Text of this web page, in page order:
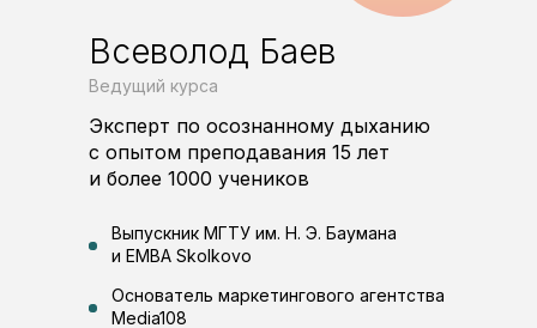
Выпускник МГТУ им. Н. Э. Баумана
и EMBA Skolkovo
Основатель маркетингового агентства
Media108
Эксперт по осознанному дыханию
с опытом преподавания 15 лет
и более 1000 учеников
Ведущий курса
Всеволод Баев